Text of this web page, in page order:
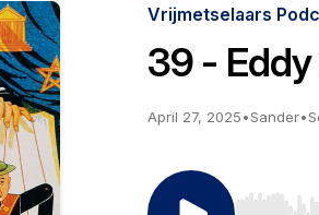
Vrijmetselaars
39 -
April 27, 2025•Sander•